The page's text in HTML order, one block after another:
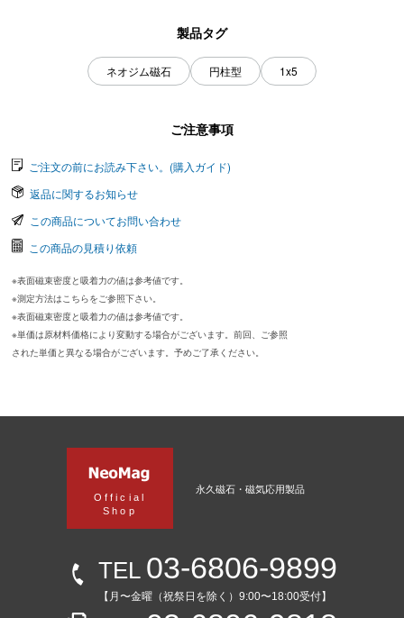
製品タグ
ネオジム磁石 円柱型 1x5
ご注意事項
ご注文の前にお読み下さい。(購入ガイド)
返品に関するお知らせ
この商品についてお問い合わせ
この商品の見積り依頼
※表面磁束密度と吸着力の値は参考値です。
※測定方法はこちらをご参照下さい。
※表面磁束密度と吸着力の値は参考値です。
※単価は原材料価格により変動する場合がございます。前回、ご参照
された単価と異なる場合がございます。予めご了承ください。
Official
Shop
永久磁石・磁気応用製品
TEL 03-6806-9899
【月〜金曜（祝祭日を除く）9:00〜18:00受付】